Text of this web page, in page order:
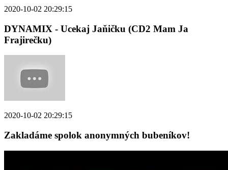
2020-10-02 20:29:15
DYNAMIX - Ucekaj Jaňičku (CD2 Mam Ja
Frajirečku)
2020-10-02 20:29:15
Zakladáme spolok anonymných bubeníkov!